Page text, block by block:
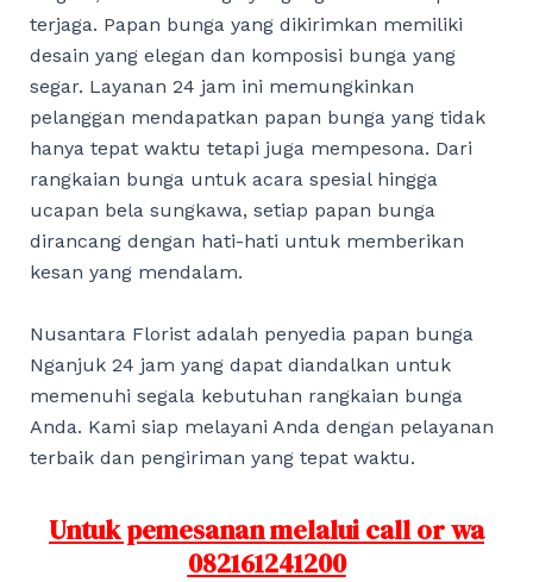
terjaga. Papan bunga yang dikirimkan memiliki
desain yang elegan dan komposisi bunga yang
segar. Layanan 24 jam ini memungkinkan
pelanggan mendapatkan papan bunga yang tidak
hanya tepat waktu tetapi juga mempesona. Dari
rangkaian bunga untuk acara spesial hingga
ucapan bela sungkawa, setiap papan bunga
dirancang dengan hati-hati untuk memberikan
kesan yang mendalam.
Nusantara Florist adalah penyedia papan bunga
Nganjuk 24 jam yang dapat diandalkan untuk
memenuhi segala kebutuhan rangkaian bunga
Anda. Kami siap melayani Anda dengan pelayanan
terbaik dan pengiriman yang tepat waktu.
Untuk pemesanan melalui call or wa
082161241200